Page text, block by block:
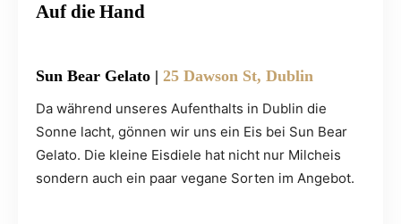
Auf die Hand
Sun Bear Gelato | 25 Dawson St, Dublin
Da während unseres Aufenthalts in Dublin die
Sonne lacht, gönnen wir uns ein Eis bei Sun Bear
Gelato. Die kleine Eisdiele hat nicht nur Milcheis
sondern auch ein paar vegane Sorten im Angebot.